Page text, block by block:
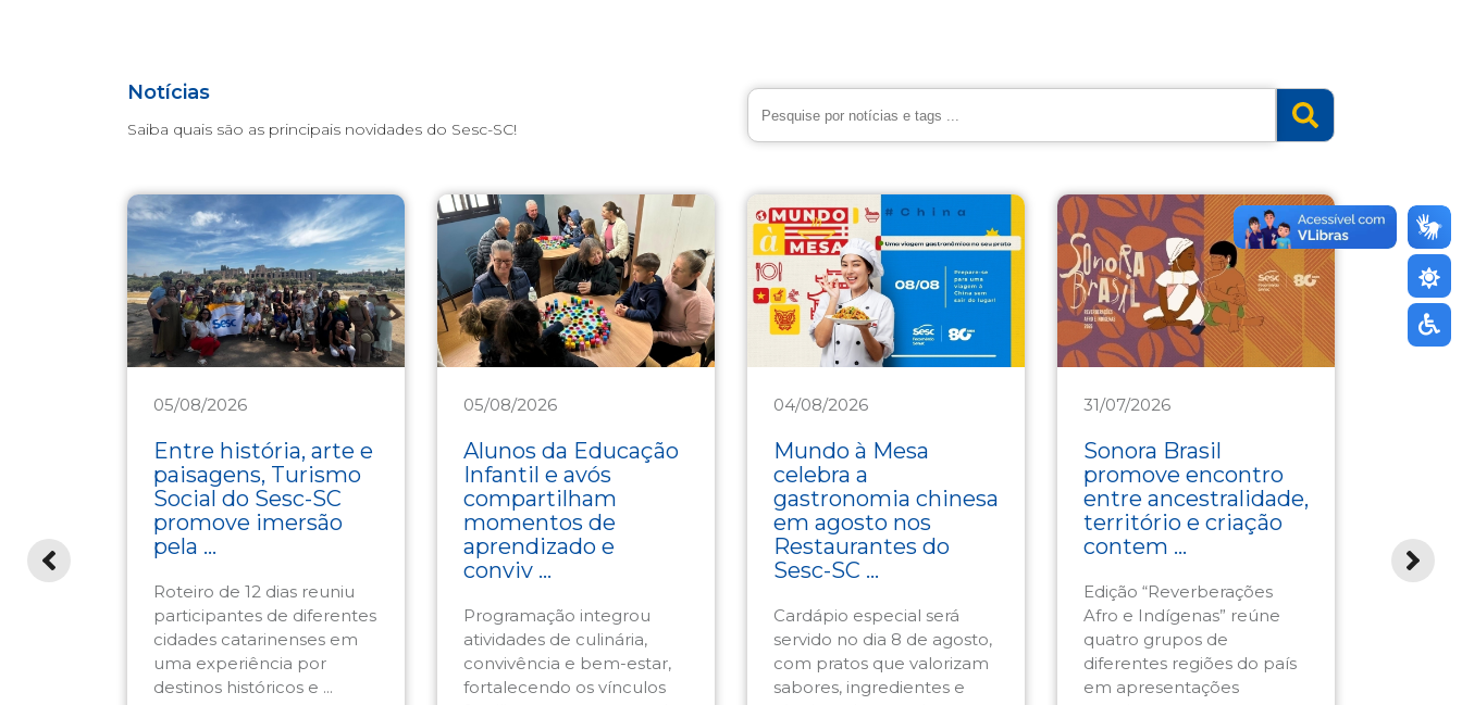
Notícias
Saiba quais são as principais novidades do Sesc-SC!
Turismo
05/08/2026
Entre história, arte e
paisagens, Turismo
Social do Sesc-SC
promove imersão
pela ...
Roteiro de 12 dias reuniu
participantes de diferentes
cidades catarinenses em
uma experiência por
destinos históricos e ...
Assistência
05/08/2026
Alunos da Educação
Infantil e avós
compartilham
momentos de
aprendizado e
conviv ...
Programação integrou
atividades de culinária,
convivência e bem-estar,
fortalecendo os vínculos
Saúde
04/08/2026
Mundo à Mesa
celebra a
gastronomia chinesa
em agosto nos
Restaurantes do
Sesc-SC ...
Cardápio especial será
servido no dia 8 de agosto,
com pratos que valorizam
sabores, ingredientes e
Cultura
31/07/2026
Sonora Brasil
promove encontro
entre ancestralidade,
território e criação
contem ...
Edição “Reverberações
Afro e Indígenas” reúne
quatro grupos de
diferentes regiões do país
em apresentações
em a